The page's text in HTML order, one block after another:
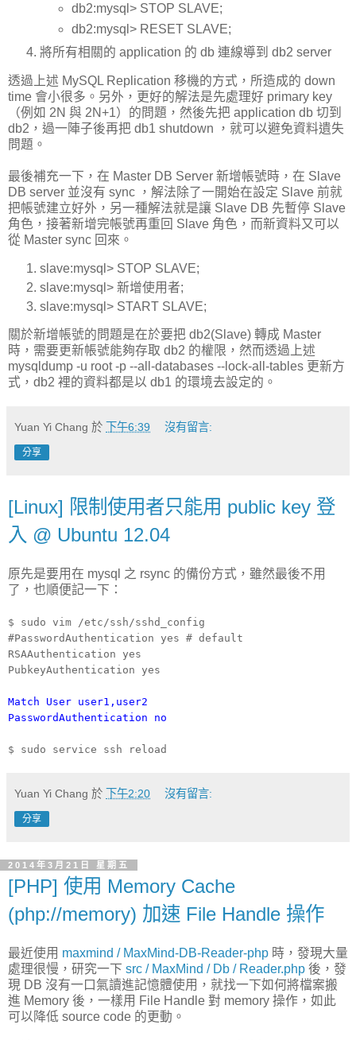
db2:mysql> STOP SLAVE;
db2:mysql> RESET SLAVE;
將所有相關的 application 的 db 連線導到 db2 server
透過上述 MySQL Replication 移機的方式，所造成的 down
time 會小很多。另外，更好的解法是先處理好 primary key
（例如 2N 與 2N+1）的問題，然後先把 application db 切到
db2，過一陣子後再把 db1 shutdown ，就可以避免資料遺失
問題。
最後補充一下，在 Master DB Server 新增帳號時，在 Slave
DB server 並沒有 sync ，解法除了一開始在設定 Slave 前就
把帳號建立好外，另一種解法就是讓 Slave DB 先暫停 Slave
角色，接著新增完帳號再重回 Slave 角色，而新資料又可以
從 Master sync 回來。
slave:mysql> STOP SLAVE;
slave:mysql> 新增使用者;
slave:mysql> START SLAVE;
關於新增帳號的問題是在於要把 db2(Slave) 轉成 Master
時，需要更新帳號能夠存取 db2 的權限，然而透過上述
mysqldump -u root -p --all-databases --lock-all-tables 更新方
式，db2 裡的資料都是以 db1 的環境去設定的。
Yuan Yi Chang 於 下午6:39 沒有留言:
分享
[Linux] 限制使用者只能用 public key 登
入 @ Ubuntu 12.04
原先是要用在 mysql 之 rsync 的備份方式，雖然最後不用
了，也順便記一下：
$ sudo vim /etc/ssh/sshd_config
#PasswordAuthentication yes # default
RSAAuthentication yes
PubkeyAuthentication yes
Match User user1,user2
PasswordAuthentication no
$ sudo service ssh reload
Yuan Yi Chang 於 下午2:20 沒有留言:
分享
2014年3月21日 星期五
[PHP] 使用 Memory Cache
(php://memory) 加速 File Handle 操作
最近使用 maxmind / MaxMind-DB-Reader-php 時，發現大量
處理很慢，研究一下 src / MaxMind / Db / Reader.php 後，發
現 DB 沒有一口氣讀進記憶體使用，就找一下如何將檔案搬
進 Memory 後，一樣用 File Handle 對 memory 操作，如此
可以降低 source code 的更動。